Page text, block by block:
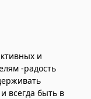
и
-радость
всегда быть в